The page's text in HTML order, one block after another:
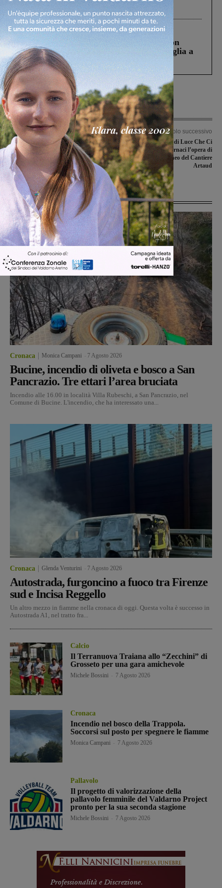
processo, lo stop ai sorpassi fra tir....
Cronaca 3 Agosto 2026
Scomparso da una struttura di Castiglion
Fiorentino l’uomo che aveva ucciso la figlia a
Levane nel 2020
Articolo precedente
Cavriglia a segno nel recupero con il
Montemignaio
Articolo successivo
“I Brandelli di Luce Che Ci
Rimangono”, alle Fornaci l’opera di
teatro contemporaneo del Cantiere
Artaud
Ultime Notizie
Cronaca Monica Campani 7 Agosto 2026
Bucine, incendio di oliveta e bosco a San
Pancrazio. Tre ettari l’area bruciata
Incendio alle 16.00 in località Villa Rubeschi, a San Pancrazio, nel
Comune di Bucine. L'incendio, che ha interessato una...
Cronaca Glenda Venturini 7 Agosto 2026
Autostrada, furgoncino a fuoco tra Firenze
sud e Incisa Reggello
Un altro mezzo in fiamme nella cronaca di oggi. Questa volta è successo in
Autostrada A1, nel tratto fra...
Calcio
Il Terranuova Traiana allo “Zecchini” di
Grosseto per una gara amichevole
Michele Bossini 7 Agosto 2026
Cronaca
Incendio nel bosco della Trappola.
Soccorsi sul posto per spegnere le fiamme
Monica Campani 7 Agosto 2026
Pallavolo
Il progetto di valorizzazione della
pallavolo femminile del Valdarno Project
pronto per la sua seconda stagione
Michele Bossini 7 Agosto 2026